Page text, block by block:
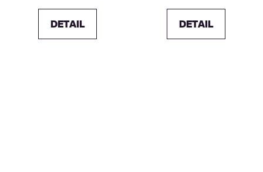
DETAIL DETAIL